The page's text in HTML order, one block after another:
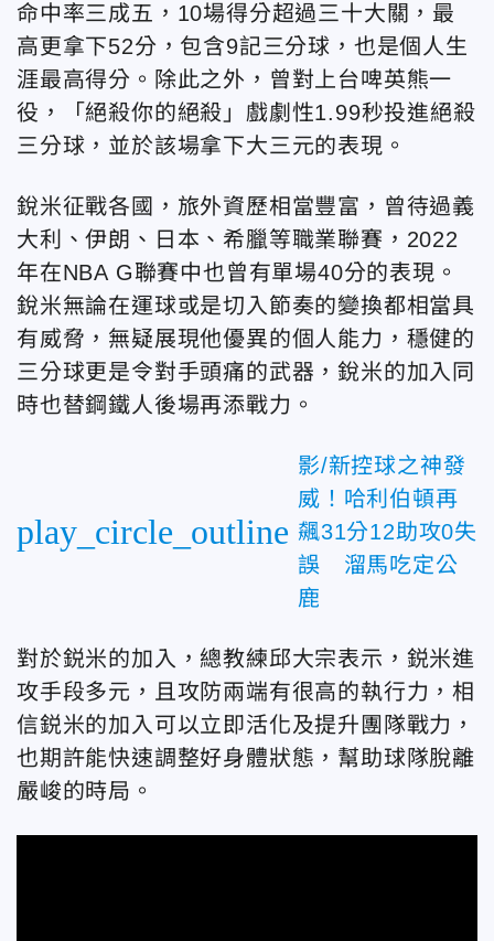
命中率三成五，10場得分超過三十大關，最
高更拿下52分，包含9記三分球，也是個人生
涯最高得分。除此之外，曾對上台啤英熊一
役，「絕殺你的絕殺」戲劇性1.99秒投進絕殺
三分球，並於該場拿下大三元的表現。
銳米征戰各國，旅外資歷相當豐富，曾待過義
大利、伊朗、日本、希臘等職業聯賽，2022
年在NBA G聯賽中也曾有單場40分的表現。
銳米無論在運球或是切入節奏的變換都相當具
有威脅，無疑展現他優異的個人能力，穩健的
三分球更是令對手頭痛的武器，銳米的加入同
時也替鋼鐵人後場再添戰力。
play_circle_outline
影/新控球之神發
威！哈利伯頓再
飆31分12助攻0失
誤 溜馬吃定公
鹿
對於鋭米的加入，總教練邱大宗表示，鋭米進
攻手段多元，且攻防兩端有很高的執行力，相
信鋭米的加入可以立即活化及提升團隊戰力，
也期許能快速調整好身體狀態，幫助球隊脫離
嚴峻的時局。